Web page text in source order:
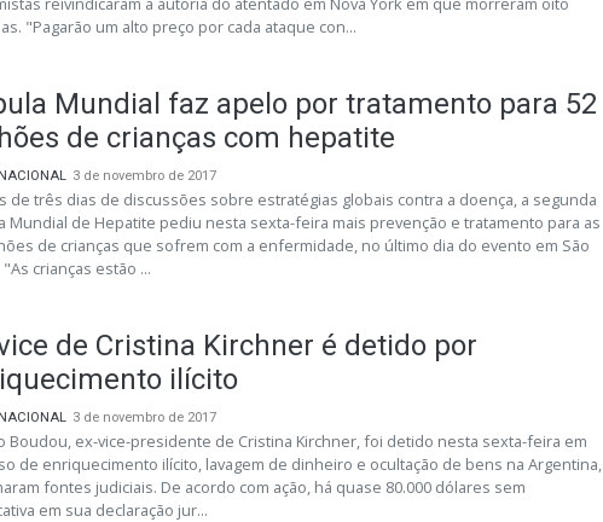
"Pagarão um alto preço por cada ataque con...
Mundial faz apelo por tratamento para 52
de crianças com hepatite
3 de novembro de 2017
de três dias de discussões sobre estratégias globais contra a doença, a segunda
Mundial de Hepatite pediu nesta sexta-feira mais prevenção e tratamento para as
de crianças que sofrem com a enfermidade, no último dia do evento em São
"As crianças estão ...
de Cristina Kirchner é detido por
ilícito
3 de novembro de 2017
Boudou, ex-vice-presidente de Cristina Kirchner, foi detido nesta sexta-feira em
de enriquecimento ilícito, lavagem de dinheiro e ocultação de bens na Argentina,
fontes judiciais. De acordo com ação, há quase 80.000 dólares sem
em sua declaração jur...